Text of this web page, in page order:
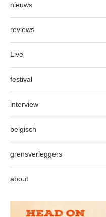
nieuws
reviews
Live
festival
interview
belgisch
grensverleggers
about